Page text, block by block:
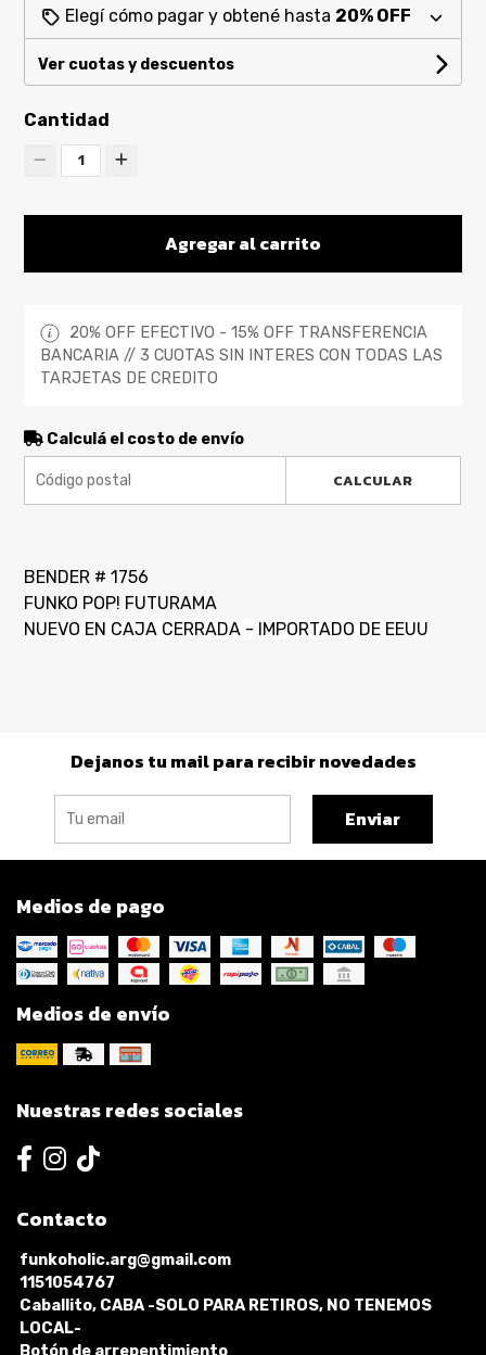
Elegí cómo pagar y obtené hasta 20% OFF
Ver cuotas y descuentos
Cantidad
1
Agregar al carrito
20% OFF EFECTIVO - 15% OFF TRANSFERENCIA
BANCARIA // 3 CUOTAS SIN INTERES CON TODAS LAS
TARJETAS DE CREDITO
Calculá el costo de envío
CALCULAR
BENDER # 1756
FUNKO POP! FUTURAMA
NUEVO EN CAJA CERRADA - IMPORTADO DE EEUU
Dejanos tu mail para recibir novedades
Enviar
Medios de pago
Medios de envío
Nuestras redes sociales
Contacto
funkoholic.arg@gmail.com
1151054767
Caballito, CABA -SOLO PARA RETIROS, NO TENEMOS
LOCAL-